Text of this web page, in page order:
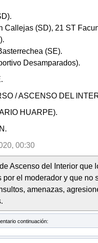
Callejas (SD), 21 ST
(SE).
Desamparados).
/ ASCENSO DEL
HUARPE).
00:30
Ascenso del Interior que
el moderador y que no
amenazas,
continuación: